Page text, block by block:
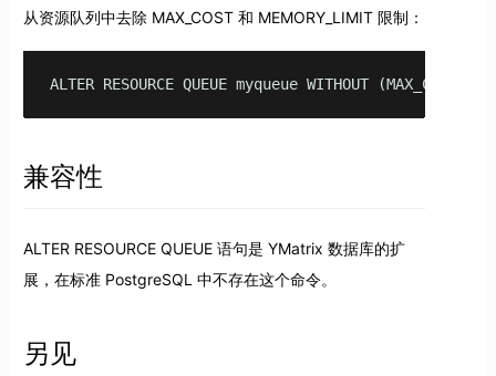
从资源队列中去除 MAX_COST 和 MEMORY_LIMIT 限制：
ALTER RESOURCE QUEUE myqueue WITHOUT (MAX_COST,
兼容性
ALTER RESOURCE QUEUE 语句是 YMatrix 数据库的扩
展，在标准 PostgreSQL 中不存在这个命令。
另见